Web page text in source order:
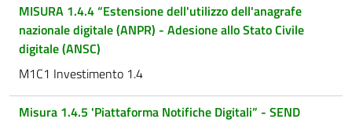
MISURA 1.4.4 “Estensione dell'utilizzo dell'anagrafe
nazionale digitale (ANPR) - Adesione allo Stato Civile
digitale (ANSC)
M1C1 Investimento 1.4
Misura 1.4.5 'Piattaforma Notifiche Digitali” - SEND